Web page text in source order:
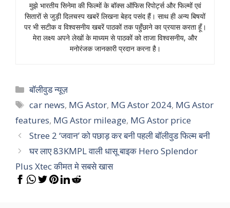
मुझे भारतीय सिनेमा की फिल्मों के बॉक्स ऑफिस रिपोर्ट्स और फिल्मों एवं
सितारों से जुड़ी दिलचस्प खबरें लिखना बेहद पसंद हैं। साथ ही अन्य बिषयों
पर भी सटीक व विश्वसनीय खबरें पाठकों तक पहुँछाने का प्रयास करता हूँ।
मेरा लक्ष्य अपने लेखों के माध्यम से पाठकों को ताजा विश्वसनीय, और
मनोरंजक जानकारी प्रदान करना है।
Categories
बॉलीवुड न्यूज़
Tags
car news, MG Astor, MG Astor 2024, MG Astor
features, MG Astor mileage, MG Astor price
Stree 2 ‘जवान’ को पछाड़ कर बनी पहली बॉलीवुड फिल्म बनी
घर लाए 83KMPL वाली धासू बाइक Hero Splendor
Plus Xtec कीमत मे सबसे खास